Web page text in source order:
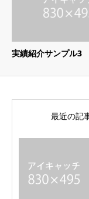
実績紹介サンプル3
最近の記